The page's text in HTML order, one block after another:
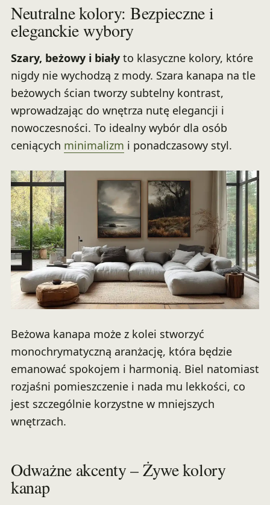
Neutralne kolory: Bezpieczne i
eleganckie wybory
Szary, beżowy i białyto klasyczne kolory, które
nigdy nie wychodzą z mody. Szara kanapa na tle
beżowych ścian tworzy subtelny kontrast,
wprowadzając do wnętrza nutę elegancji i
nowoczesności. To idealny wybór dla osób
ceniących minimalizm i ponadczasowy styl.
Beżowa kanapa może z kolei stworzyć
monochrymatyczną aranżację, która będzie
emanować spokojem i harmonią. Biel natomiast
rozjaśni pomieszczenie i nada mu lekkości, co
jest szczególnie korzystne w mniejszych
wnętrzach.
Odważne akcenty – Żywe kolory
kanap